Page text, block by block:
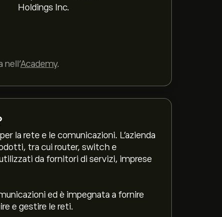
Holdings Inc.
Academy.
la rete e le comunicazioni. L'azienda
tra cui router, switch e
da fornitori di servizi, imprese
ed è impegnata a fornire
e gestire le reti.